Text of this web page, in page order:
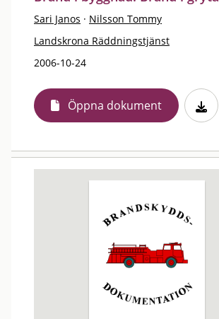
Sari Janos · Nilsson Tommy
Landskrona Räddningstjänst
2006-10-24
Öppna dokument